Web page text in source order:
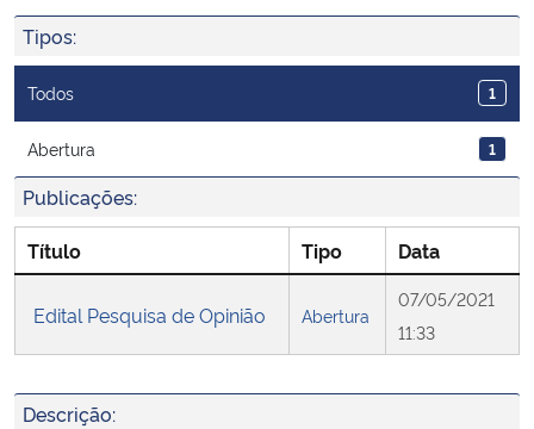
Ministério da Cidadania
Ministério da Saúde
Ministério de Minas e Energia
Ministério da Ciência, Tecnologia, Inovações e Comunicações
Ministério do Meio Ambiente
Ministério do Desenvolvimento Regional
Tipos:
Todos 1
Abertura 1
Publicações:
Título Tipo Data
Edital Pesquisa de Opinião Abertura
07/05/2021
11:33
Descrição: